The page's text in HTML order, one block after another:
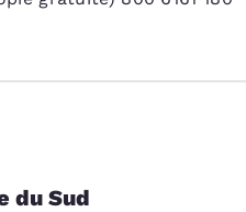
du Sud